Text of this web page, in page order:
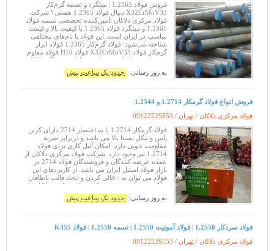
فروش فولاد 1.2365 | میلگرد و تسمه گرم‌کار
X32CrMoV33 دنبال فولاد 1.2365 هستی؟ شرکت
فولاد مرکزی دلاکان تأمین‌کننده تخصصی تسمه فولاد
1.2365 و میلگرد فولاد 1.2365 با کیفیت بالا و قیمت
مناسب در ایران است. این فولاد با نام‌های مختلفی
شناخته می‌شود: فولاد گرم‌کار 1.2365 فولاد ابزار
گرم‌کار فولاد X32CrMoV33 فولاد H10 فولاد مقاوم
به حرارت فولاد کروم مولیبدن وانادیوم میلگرد 1.236
به روز رسانی:
حدود یک ساعت پیش
فروش انواع فولاد گرمکار 1.2714 و 1.2344
فولاد مرکزی دلاکان / تهران / 09122529553
فولاد گرمکار 1.2714 یا به اختصار 2714 دارای کربن
پایین و نیکل نسبتا بالا می باشد و دربرابر ضربه
مقاومت خوبی دارد. امکان آنیل کاری برای فولاد
1.2714 نیز وجود دارد. شرکت فولاد مرکزی دلاکان از
عمده عرضه کنندگان و فروشندگان فولاد 2714 در
بازار فولاد استیل ایران می باشد. از کاربردهای این
فولاد می توان به : خالی کردن و ایجاد قالب یاطاقان
غلتک تیغه های برشی شرکت فولاد مرکزی دلاکان با
سی سال سا
به روز رسانی: حدود یک ساعت پیش
فولاد سردکار 1.2550 | فولاد آموتیت 1.2550 | تسمه 1.2550 | فولاد K455
فولاد مرکزی دلاکان / تهران / 09122529553